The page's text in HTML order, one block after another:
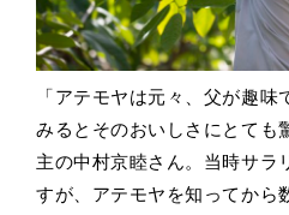
「アテモヤは元々、父が趣
みるとそのおいしさにとても
主の中村京睦さん。当時サラ
すが、アテモヤを知ってから